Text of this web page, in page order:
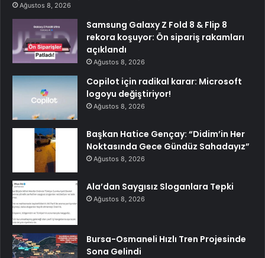
Ağustos 8, 2026
Samsung Galaxy Z Fold 8 & Flip 8
rekora koşuyor: Ön sipariş rakamları
açıklandı
Ağustos 8, 2026
Copilot için radikal karar: Microsoft
logoyu değiştiriyor!
Ağustos 8, 2026
Başkan Hatice Gençay: “Didim’in Her
Noktasında Gece Gündüz Sahadayız”
Ağustos 8, 2026
Ala’dan Saygısız Sloganlara Tepki
Ağustos 8, 2026
Bursa-Osmaneli Hızlı Tren Projesinde
Sona Gelindi